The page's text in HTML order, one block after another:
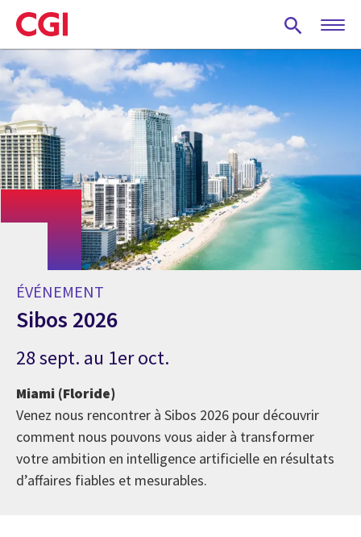
Skip
to
main
content
ÉVÉNEMENT
Sibos 2026
28 sept. au 1er oct.
Miami (Floride)
Venez nous rencontrer à Sibos 2026 pour découvrir
comment nous pouvons vous aider à transformer
votre ambition en intelligence artificielle en résultats
d’affaires fiables et mesurables.